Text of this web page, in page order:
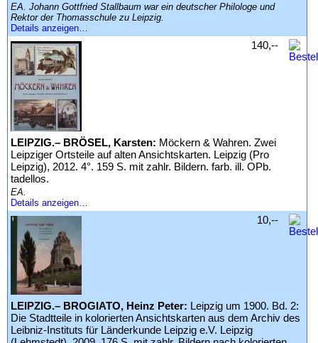
EA. Johann Gottfried Stallbaum war ein deutscher Philologe und
Rektor der Thomasschule zu Leipzig.
Details anzeigen…
LEIPZIG.– BRÖSEL, Karsten: Möckern & Wahren. Zwei
Leipziger Ortsteile auf alten Ansichtskarten. Leipzig (Pro
Leipzig), 2012. 4°. 159 S. mit zahlr. Bildern. farb. ill. OPb.
tadellos.
EA.
Details anzeigen…
140,--
LEIPZIG.– BROGIATO, Heinz Peter: Leipzig um 1900. Bd. 2:
Die Stadtteile in kolorierten Ansichtskarten aus dem Archiv des
Leibniz-Instituts für Länderkunde Leipzig e.V. Leipzig
10,--